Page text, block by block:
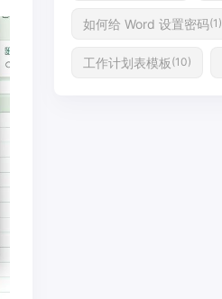
如何给 Word 设置密码(1)
工作计划表模板 (10)